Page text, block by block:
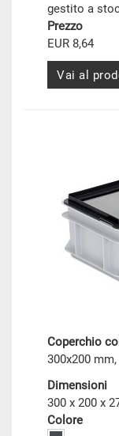
gestito a
Prezzo
EUR 8,64
Vai al
Coperchio
300x200
Dimensioni
300 x 200 x
Colore